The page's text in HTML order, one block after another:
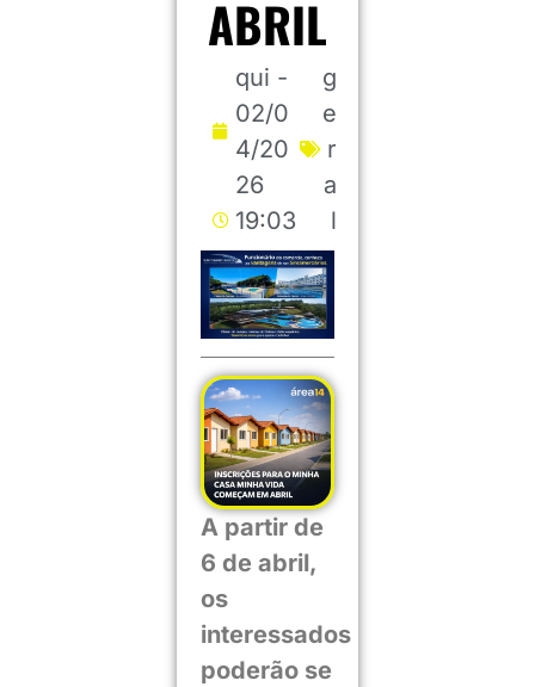
ABRIL
qui -
02/0
4/20
26
19:03
g
e
r
a
l
A partir de
6 de abril,
os
interessados
poderão se